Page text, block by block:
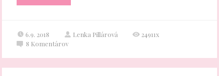
6.9. 2018 Lenka Pillárová
24911x
8 Komentárov